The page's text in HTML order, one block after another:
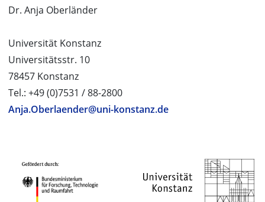
Dr. Anja Oberländer
Universität Konstanz
Universitätsstr. 10
78457 Konstanz
Tel.: +49 (0)7531 / 88-2800
Anja.Oberlaender@uni-konstanz.de